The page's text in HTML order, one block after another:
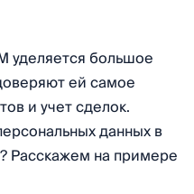
уделяется большое
ей самое
и учет сделок.
данных в
Расскажем на примере